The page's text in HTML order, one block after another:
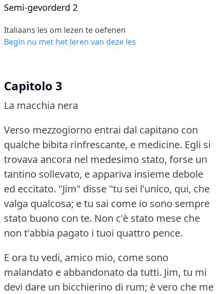
Semi-gevorderd 2
Italiaans les om lezen te oefenen
Begin nu met het leren van deze les
Capitolo 3
La macchia nera
Verso mezzogiorno entrai dal capitano con
qualche bibita rinfrescante, e medicine. Egli si
trovava ancora nel medesimo stato, forse un
tantino sollevato, e appariva insieme debole
ed eccitato. "Jim" disse "tu sei l'unico, qui, che
valga qualcosa; e tu sai come io sono sempre
stato buono con te. Non c'è stato mese che
non t'abbia pagato i tuoi quattro pence.
E ora tu vedi, amico mio, come sono
malandato e abbandonato da tutti. Jim, tu mi
devi dare un bicchierino di rum; è vero che me